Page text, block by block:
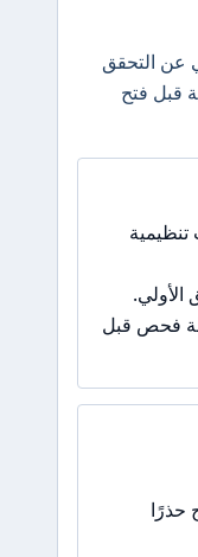
عن التحقق
قبل فتح
فحص قبل
حذرًا